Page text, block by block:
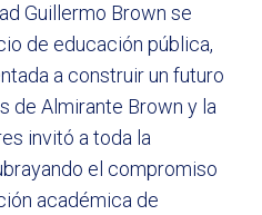
Guillermo Brown se
de educación pública,
a construir un futuro
de Almirante Brown y la
invitó a toda la
el compromiso
académica de